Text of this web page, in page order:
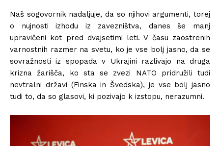
Naš sogovornik nadaljuje, da so njihovi argumenti, torej
o nujnosti izhodu iz zavezništva, danes še manj
upravičeni kot pred dvajsetimi leti. V času zaostrenih
varnostnih razmer na svetu, ko je vse bolj jasno, da se
sovražnosti iz spopada v Ukrajini razlivajo na druga
krizna žarišča, ko sta se zvezi NATO pridružili tudi
nevtralni državi (Finska in Švedska), je vse bolj jasno
tudi to, da so glasovi, ki pozivajo k izstopu, nerazumni.